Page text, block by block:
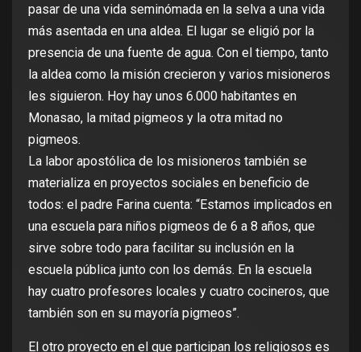
pasar de una vida seminómada en la selva a una vida
más asentada en una aldea. El lugar se eligió por la
presencia de una fuente de agua. Con el tiempo, tanto
la aldea como la misión crecieron y varios misioneros
les siguieron. Hoy hay unos 6.000 habitantes en
Monasao, la mitad pigmeos y la otra mitad no
pigmeos.
La labor apostólica de los misioneros también se
materializa en proyectos sociales en beneficio de
todos: el padre Farina cuenta: “Estamos implicados en
una escuela para niños pigmeos de 6 a 8 años, que
sirve sobre todo para facilitar su inclusión en la
escuela pública junto con los demás. En la escuela
hay cuatro profesores locales y cuatro cocineros, que
también son en su mayoría pigmeos”.
El otro proyecto en el que participan los religiosos es